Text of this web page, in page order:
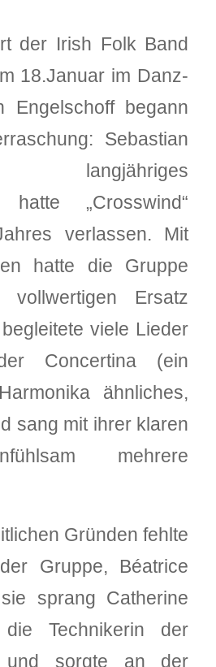
der Irish Folk Band
18.Januar im Danz-
Engelschoff begann
Sebastian
langjähriges
hatte „Crosswind“
verlassen. Mit
hatte die Gruppe
vollwertigen Ersatz
viele Lieder
Concertina (ein
ähnliches,
sang mit ihrer klaren
mehrere
Gründen fehlte
Gruppe, Béatrice
sprang Catherine
Technikerin der
sorgte an der